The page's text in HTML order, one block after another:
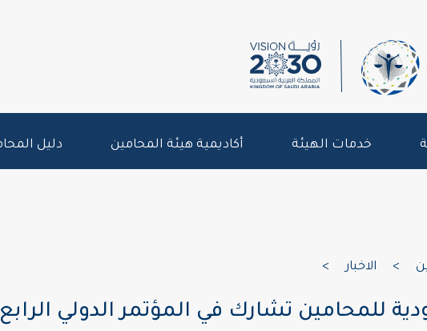
خدمات الهيئة أكاديمية هيئة المحامين دليل
> الاخبار >
للمحامين تشارك في المؤتمر الدولي